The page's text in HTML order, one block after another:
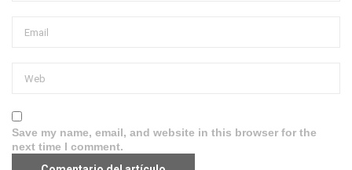
Save my name, email, and website in this browser for the
next time I comment.